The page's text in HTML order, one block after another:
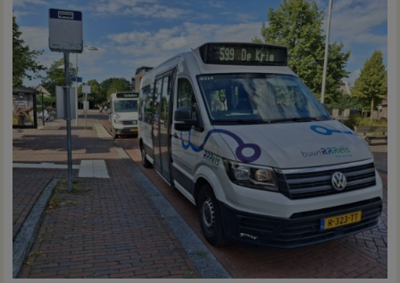
werknemers